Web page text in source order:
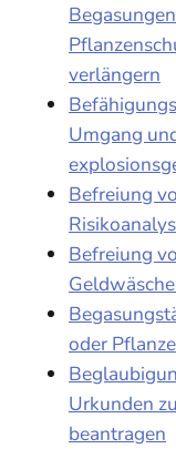
verlängern
Umgang
Befreiung
Befreiung
oder
Urkunden
beantragen